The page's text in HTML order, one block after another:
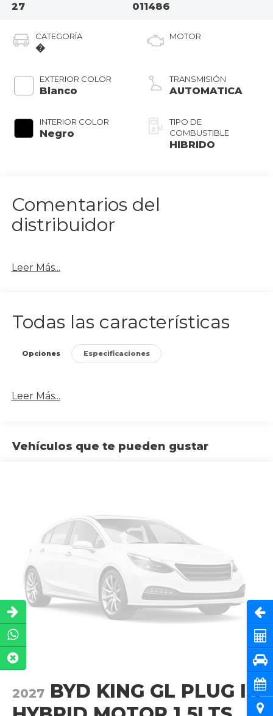
27
011486
CATEGORÍA
�
EXTERIOR COLOR
Blanco
INTERIOR COLOR
Negro
MOTOR
TRANSMISIÓN
AUTOMATICA
TIPO DE
COMBUSTIBLE
HIBRIDO
Comentarios del
distribuidor
Leer Más...
Todas las características
Opciones Especificaciones
Leer Más...
Vehículos que te pueden gustar
2027 BYD KING GL PLUG IN